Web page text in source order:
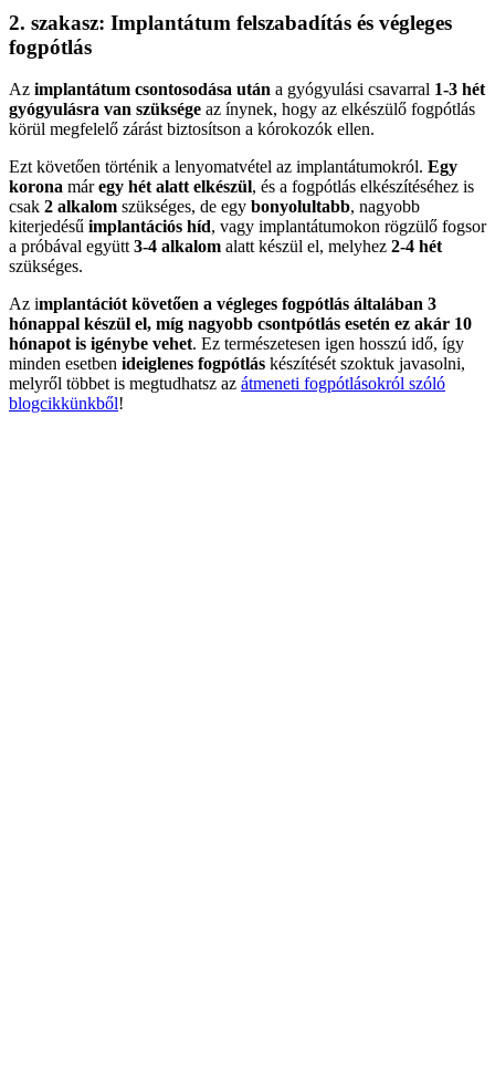
2. szakasz: Implantátum felszabadítás és végleges
fogpótlás
Az implantátum csontosodása után a gyógyulási csavarral 1-3 hét
gyógyulásra van szüksége az ínynek, hogy az elkészülő fogpótlás
körül megfelelő zárást biztosítson a kórokozók ellen.
Ezt követően történik a lenyomatvétel az implantátumokról. Egy
korona máregy hét alatt elkészül, és a fogpótlás elkészítéséhez is
csak 2 alkalom szükséges, de egy bonyolultabb, nagyobb
kiterjedésű implantációs híd, vagy implantátumokon rögzülő fogsor
a próbával együtt3-4 alkalom alatt készül el, melyhez 2-4 hét
szükséges.
Az implantációt követően a végleges fogpótlás általában 3
hónappal készül el, míg nagyobb csontpótlás esetén ez akár 10
hónapot is igénybe vehet. Ez természetesen igen hosszú idő, így
minden esetben ideiglenes fogpótlás készítését szoktuk javasolni,
melyről többet is megtudhatsz az átmeneti fogpótlásokról szóló
blogcikkünkből!